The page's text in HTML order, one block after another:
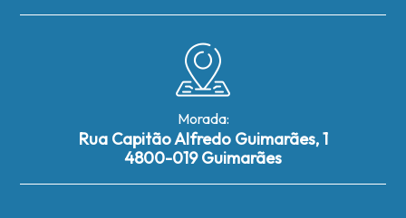
Morada:
Rua Capitão Alfredo Guimarães, 1
4800-019 Guimarães